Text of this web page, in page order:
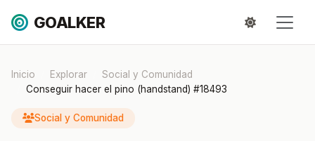
GOALKER
Inicio Explorar
Social y Comunidad
Conseguir hacer el pino (handstand) #18493
Social y Comunidad